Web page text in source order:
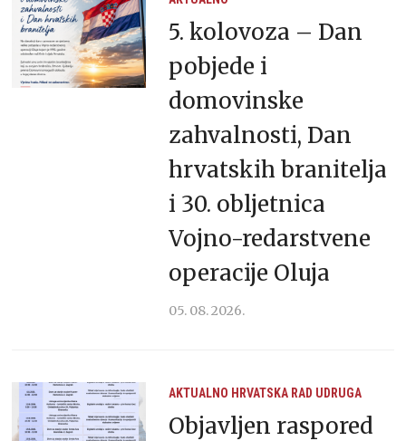
5. kolovoza – Dan
pobjede i
domovinske
zahvalnosti, Dan
hrvatskih branitelja
i 30. obljetnica
Vojno-redarstvene
operacije Oluja
05. 08. 2026.
AKTUALNO HRVATSKA RAD UDRUGA
Objavljen raspored